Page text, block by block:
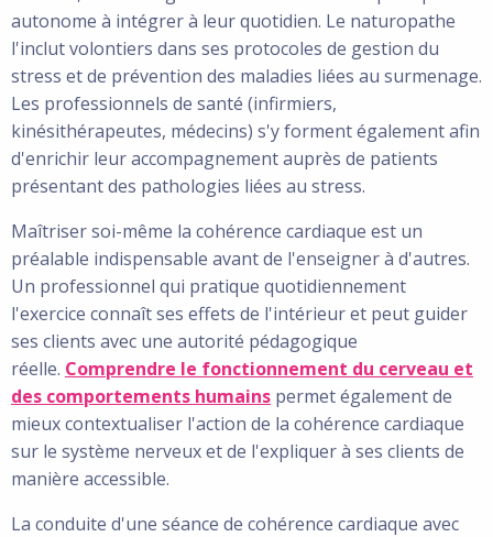
autonome à intégrer à leur quotidien. Le naturopathe
l'inclut volontiers dans ses protocoles de gestion du
stress et de prévention des maladies liées au surmenage.
Les professionnels de santé (infirmiers,
kinésithérapeutes, médecins) s'y forment également afin
d'enrichir leur accompagnement auprès de patients
présentant des pathologies liées au stress.
Maîtriser soi-même la cohérence cardiaque est un
préalable indispensable avant de l'enseigner à d'autres.
Un professionnel qui pratique quotidiennement
l'exercice connaît ses effets de l'intérieur et peut guider
ses clients avec une autorité pédagogique
réelle. Comprendre le fonctionnement du cerveau et
des comportements humains permet également de
mieux contextualiser l'action de la cohérence cardiaque
sur le système nerveux et de l'expliquer à ses clients de
manière accessible.
La conduite d'une séance de cohérence cardiaque avec